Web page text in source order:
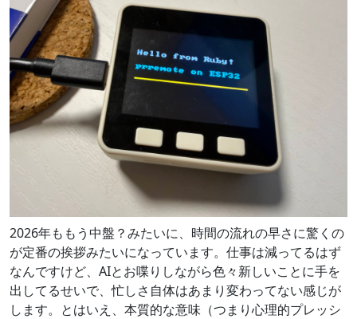
2026年ももう中盤？みたいに、時間の流れの早さに驚くの
が定番の挨拶みたいになっています。仕事は減ってるはず
なんですけど、AIとお喋りしながら色々新しいことに手を
出してるせいで、忙しさ自体はあまり変わってない感じが
します。とはいえ、本質的な意味（つまり心理的プレッシ